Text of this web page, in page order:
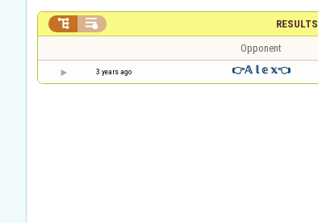
RESULTS
 
Opponent
3 years ago 👉𝔸 𝕝 𝕖 𝕩👈